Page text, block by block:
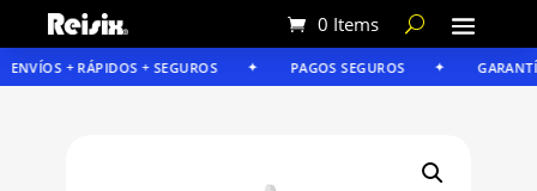
0 Items
ENVÍOS + RÁPIDOS + SEGUROS PAGOS SEGUROS